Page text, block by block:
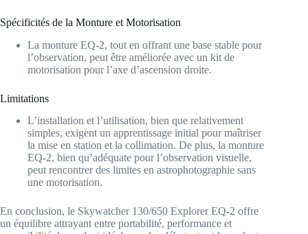
Spécificités de la Monture et Motorisation
La monture EQ-2, tout en offrant une base stable pour
l’observation, peut être améliorée avec un kit de
motorisation pour l’axe d’ascension droite.
Limitations
L’installation et l’utilisation, bien que relativement
simples, exigent un apprentissage initial pour maîtriser
la mise en station et la collimation. De plus, la monture
EQ-2, bien qu’adéquate pour l’observation visuelle,
peut rencontrer des limites en astrophotographie sans
une motorisation.
En conclusion, le Skywatcher 130/650 Explorer EQ-2 offre
un équilibre attrayant entre portabilité, performance et